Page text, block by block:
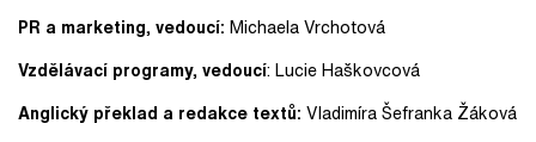
PR a marketing, vedoucí: Michaela Vrchotová
Vzdělávací programy, vedoucí: Lucie Haškovcová
Anglický překlad a redakce textů: Vladimíra Šefranka Žáková